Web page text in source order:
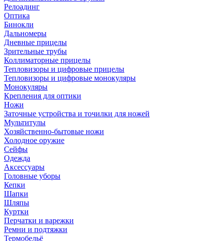
Релоадинг
Оптика
Бинокли
Дальномеры
Дневные прицелы
Зрительные трубы
Коллиматорные прицелы
Тепловизоры и цифровые прицелы
Тепловизоры и цифровые монокуляры
Монокуляры
Крепления для оптики
Ножи
Заточные устройства и точилки для ножей
Мультитулы
Хозяйственно-бытовые ножи
Холодное оружие
Сейфы
Одежда
Аксессуары
Головные уборы
Кепки
Шапки
Шляпы
Куртки
Перчатки и варежки
Ремни и подтяжки
Термобельё